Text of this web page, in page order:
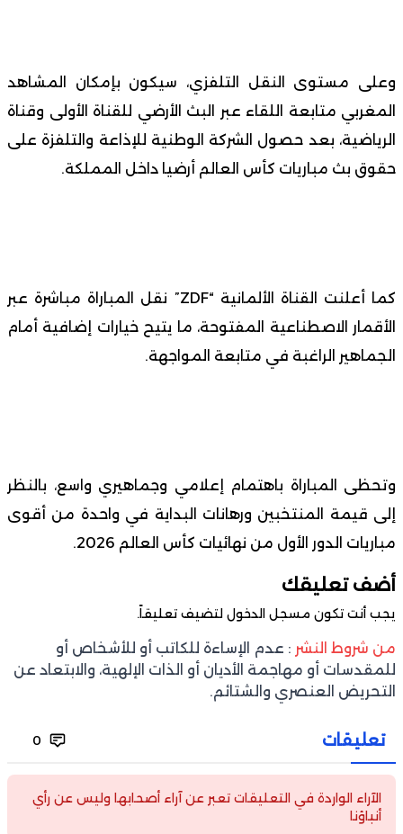
وعلى مستوى النقل التلفزي، سيكون بإمكان المشاهد
المغربي متابعة اللقاء عبر البث الأرضي للقناة الأولى وقناة
الرياضية، بعد حصول الشركة الوطنية للإذاعة والتلفزة على
حقوق بث مباريات كأس العالم أرضيا داخل المملكة.
كما أعلنت القناة الألمانية “ZDF” نقل المباراة مباشرة عبر
الأقمار الاصطناعية المفتوحة، ما يتيح خيارات إضافية أمام
الجماهير الراغبة في متابعة المواجهة.
وتحظى المباراة باهتمام إعلامي وجماهيري واسع، بالنظر
إلى قيمة المنتخبين ورهانات البداية في واحدة من أقوى
مباريات الدور الأول من نهائيات كأس العالم 2026.
أضف تعليقك
يجب أنت تكون مسجل الدخول لتضيف تعليقاً.
من شروط النشر : عدم الإساءة للكاتب أو للأشخاص أو
للمقدسات أو مهاجمة الأديان أو الذات الإلهية، والابتعاد عن
التحريض العنصري والشتائم.
تعليقات 0
الآراء الواردة في التعليقات تعبر عن آراء أصحابها وليس عن رأي
أنباؤنا